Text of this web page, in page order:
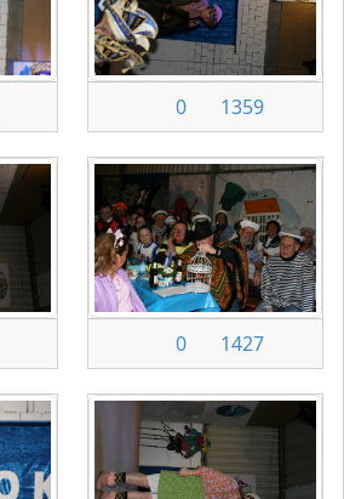
0 1359
0 1427